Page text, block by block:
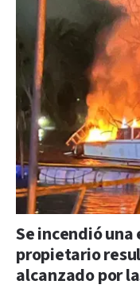
Se incendió
propietario
alcanzado por